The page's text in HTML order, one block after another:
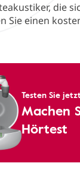
die
Sie einen
Testen Sie
Machen
Hörtest